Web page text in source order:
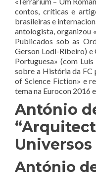
contos, críticas e
brasileiras e
antologista, organizou
Publicados sob as
Gerson Lodi-Ribeiro) e
Portuguesa» (com
sobre a História da FC
of Science Fiction» e
tema na Eurocon 2016
António
Universos
António